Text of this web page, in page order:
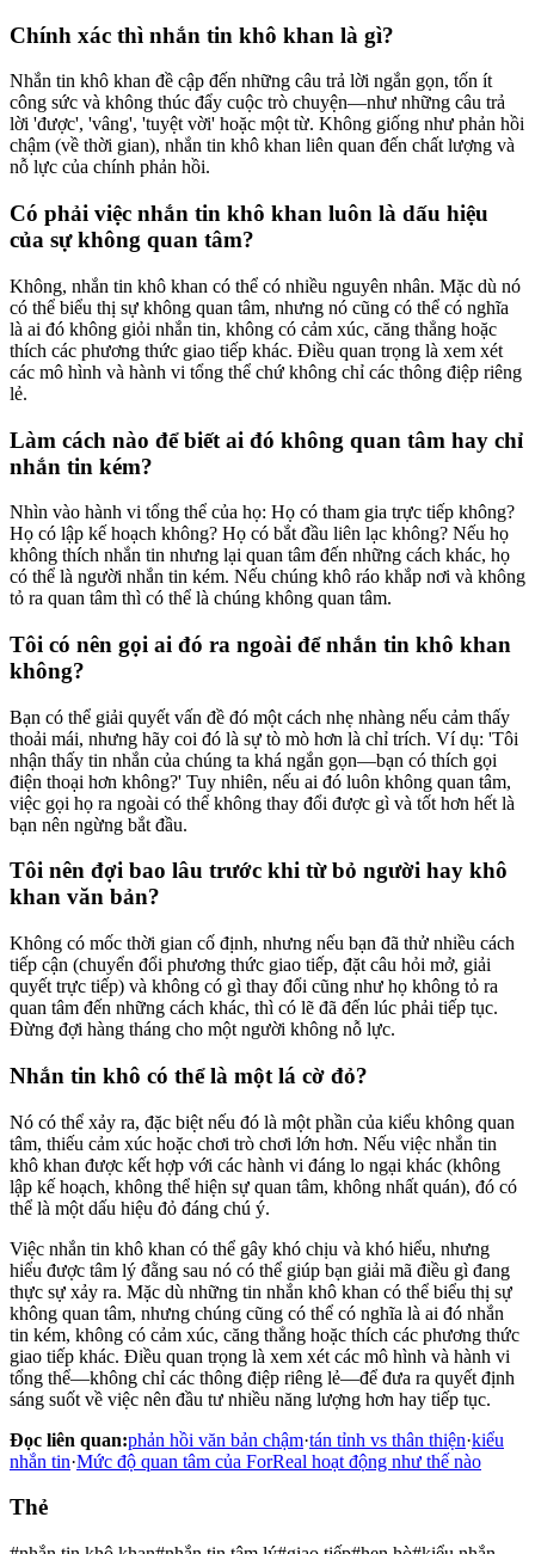
Chính xác thì nhắn tin khô khan là gì?
Nhắn tin khô khan đề cập đến những câu trả lời ngắn gọn, tốn ít
công sức và không thúc đẩy cuộc trò chuyện—như những câu trả
lời 'được', 'vâng', 'tuyệt vời' hoặc một từ. Không giống như phản hồi
chậm (về thời gian), nhắn tin khô khan liên quan đến chất lượng và
nỗ lực của chính phản hồi.
Có phải việc nhắn tin khô khan luôn là dấu hiệu
của sự không quan tâm?
Không, nhắn tin khô khan có thể có nhiều nguyên nhân. Mặc dù nó
có thể biểu thị sự không quan tâm, nhưng nó cũng có thể có nghĩa
là ai đó không giỏi nhắn tin, không có cảm xúc, căng thẳng hoặc
thích các phương thức giao tiếp khác. Điều quan trọng là xem xét
các mô hình và hành vi tổng thể chứ không chỉ các thông điệp riêng
lẻ.
Làm cách nào để biết ai đó không quan tâm hay chỉ
nhắn tin kém?
Nhìn vào hành vi tổng thể của họ: Họ có tham gia trực tiếp không?
Họ có lập kế hoạch không? Họ có bắt đầu liên lạc không? Nếu họ
không thích nhắn tin nhưng lại quan tâm đến những cách khác, họ
có thể là người nhắn tin kém. Nếu chúng khô ráo khắp nơi và không
tỏ ra quan tâm thì có thể là chúng không quan tâm.
Tôi có nên gọi ai đó ra ngoài để nhắn tin khô khan
không?
Bạn có thể giải quyết vấn đề đó một cách nhẹ nhàng nếu cảm thấy
thoải mái, nhưng hãy coi đó là sự tò mò hơn là chỉ trích. Ví dụ: 'Tôi
nhận thấy tin nhắn của chúng ta khá ngắn gọn—bạn có thích gọi
điện thoại hơn không?' Tuy nhiên, nếu ai đó luôn không quan tâm,
việc gọi họ ra ngoài có thể không thay đổi được gì và tốt hơn hết là
bạn nên ngừng bắt đầu.
Tôi nên đợi bao lâu trước khi từ bỏ người hay khô
khan văn bản?
Không có mốc thời gian cố định, nhưng nếu bạn đã thử nhiều cách
tiếp cận (chuyển đổi phương thức giao tiếp, đặt câu hỏi mở, giải
quyết trực tiếp) và không có gì thay đổi cũng như họ không tỏ ra
quan tâm đến những cách khác, thì có lẽ đã đến lúc phải tiếp tục.
Đừng đợi hàng tháng cho một người không nỗ lực.
Nhắn tin khô có thể là một lá cờ đỏ?
Nó có thể xảy ra, đặc biệt nếu đó là một phần của kiểu không quan
tâm, thiếu cảm xúc hoặc chơi trò chơi lớn hơn. Nếu việc nhắn tin
khô khan được kết hợp với các hành vi đáng lo ngại khác (không
lập kế hoạch, không thể hiện sự quan tâm, không nhất quán), đó có
thể là một dấu hiệu đỏ đáng chú ý.
Việc nhắn tin khô khan có thể gây khó chịu và khó hiểu, nhưng
hiểu được tâm lý đằng sau nó có thể giúp bạn giải mã điều gì đang
thực sự xảy ra. Mặc dù những tin nhắn khô khan có thể biểu thị sự
không quan tâm, nhưng chúng cũng có thể có nghĩa là ai đó nhắn
tin kém, không có cảm xúc, căng thẳng hoặc thích các phương thức
giao tiếp khác. Điều quan trọng là xem xét các mô hình và hành vi
tổng thể—không chỉ các thông điệp riêng lẻ—để đưa ra quyết định
sáng suốt về việc nên đầu tư nhiều năng lượng hơn hay tiếp tục.
Đọc liên quan:phản hồi văn bản chậm·tán tỉnh vs thân thiện·kiểu
nhắn tin·Mức độ quan tâm của ForReal hoạt động như thế nào
Thẻ